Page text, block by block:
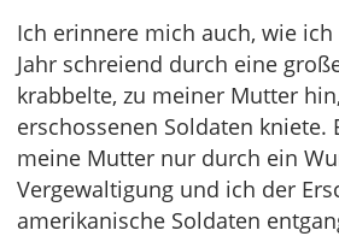
Ich erinnere mich auch, wie
Jahr schreiend durch eine
krabbelte, zu meiner Mutter
erschossenen Soldaten kniete.
meine Mutter nur durch ein
Vergewaltigung und ich der
amerikanische Soldaten